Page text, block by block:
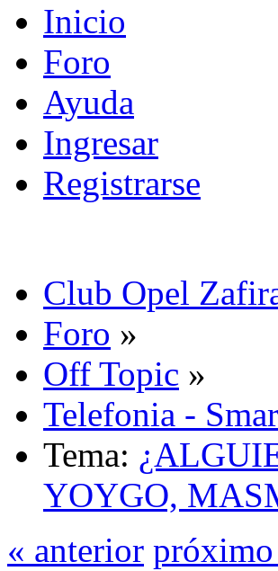
Inicio
Foro
Ayuda
Ingresar
Registrarse
Club Opel
Foro »
Off Topic »
Telefonia -
Tema:
YOYGO,
« anterior